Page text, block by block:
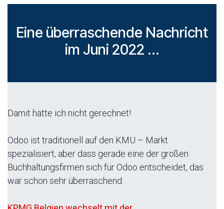
Eine überraschende Nachricht
im Juni 2022 ...
Damit hätte ich nicht gerechnet!
Odoo ist traditionell auf den KMU – Markt
spezialisiert, aber dass gerade eine der großen
Buchhaltungsfirmen sich für Odoo entscheidet, das
war schon sehr überraschend: